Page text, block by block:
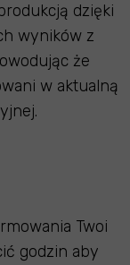
Twoi
godzin aby
dzięki
wyników z
że
w aktualną